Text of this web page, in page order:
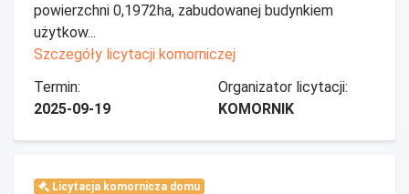
powierzchni 0,1972ha, zabudowanej budynkiem
użytkow...
Szczegóły licytacji komorniczej
Termin:
2025-09-19
Organizator licytacji:
KOMORNIK
Licytacja komornicza domu